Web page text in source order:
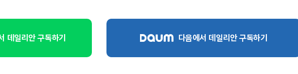
데일리안 구독하기 다음에서 데일리안 구독하기